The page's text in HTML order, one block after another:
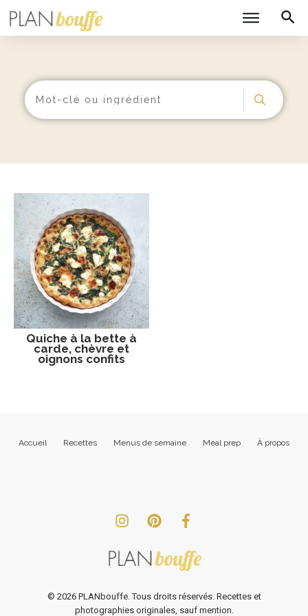
Quiche à la bette à
carde, chèvre et
oignons confits
Accueil Recettes Menus de semaine Meal prep À propos
© 2026PLANbouffe. Tous droits réservés. Recettes et
photographies originales, sauf mention.